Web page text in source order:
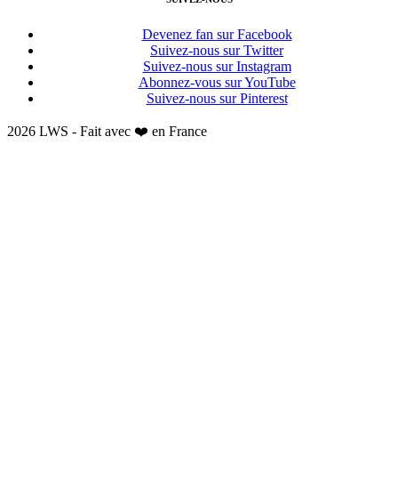
Devenez fan sur Facebook
Suivez-nous sur Twitter
Suivez-nous sur Instagram
Abonnez-vous sur YouTube
Suivez-nous sur Pinterest
2026 LWS - Fait avec ❤️ en France